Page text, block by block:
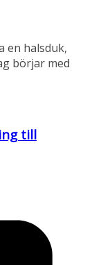
en halsduk,
börjar med
till